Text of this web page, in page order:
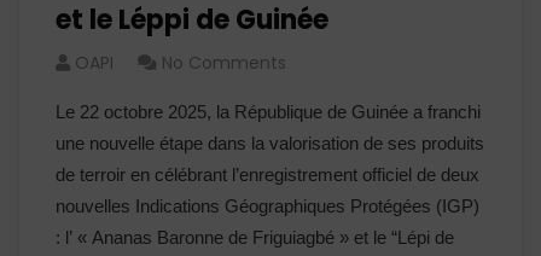
et le Léppi de Guinée
OAPI No Comments
Le 22 octobre 2025, la République de Guinée a franchi
une nouvelle étape dans la valorisation de ses produits
de terroir en célébrant l’enregistrement officiel de deux
nouvelles Indications Géographiques Protégées (IGP)
: l’ « Ananas Baronne de Friguiagbé » et le “Lépi de